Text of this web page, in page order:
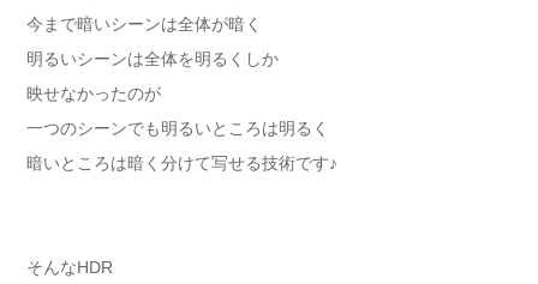
今まで暗いシーンは全体が暗く
明るいシーンは全体を明るくしか
映せなかったのが
一つのシーンでも明るいところは明るく
暗いところは暗く分けて写せる技術です♪
そんなHDR